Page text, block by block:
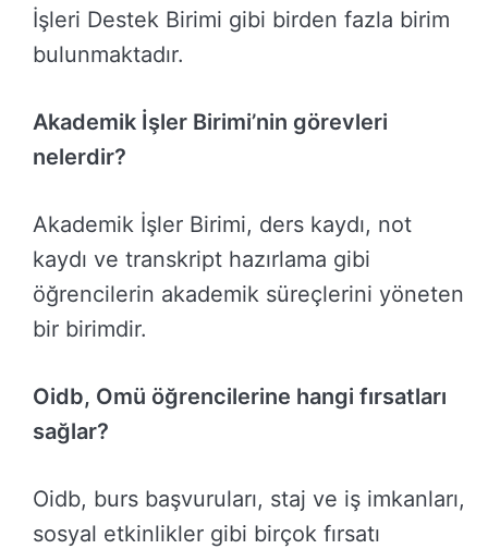
İşleri Destek Birimi gibi birden fazla birim
bulunmaktadır.
Akademik İşler Birimi’nin görevleri
nelerdir?
Akademik İşler Birimi, ders kaydı, not
kaydı ve transkript hazırlama gibi
öğrencilerin akademik süreçlerini yöneten
bir birimdir.
Oidb, Omü öğrencilerine hangi fırsatları
sağlar?
Oidb, burs başvuruları, staj ve iş imkanları,
sosyal etkinlikler gibi birçok fırsatı